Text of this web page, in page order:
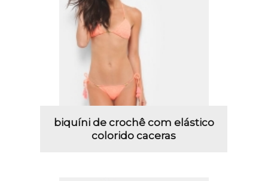
biquíni de crochê com elástico
colorido caceras